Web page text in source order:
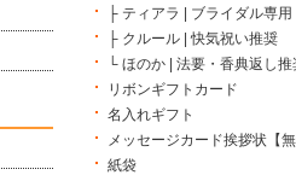
├ ティアラ | ブライダル専用
├ クルール | 快気祝い推奨
└ ほのか | 法要・香典返し推
リボンギフトカード
名入れギフト
メッセージカード挨拶状【無
紙袋